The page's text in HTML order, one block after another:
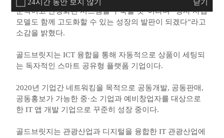
문적이고 안정화된 시스템을 구축할 것”이라며 “당사 사업
모델도 함께 고도화할 수 있는 성장의 발판이 되겠다”라고
소감을 밝혔다.
골드브릿지는 ICT 융합을 통해 자동적으로 상품이 세팅되
는 독자적인 스마트 공유형 플랫폼 기업이다.
2020년 기업간 네트워킹을 목적으로 공동개발, 공동판매,
공동홍보가 가능한 중·소 기업과 예비창업자를 대상으로
한 IT 앱 개발 기업으로 꾸준히 성장 중이다.
골드브릿지는 관광산업과 디지털을 융합한 IT 관광산업에
24시간 동안 보지 않기 닫기